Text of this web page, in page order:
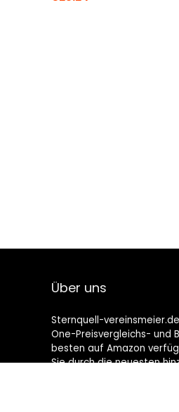
Über uns
Sternquell-
One-Preisvergleichs- und
besten auf Amazon
Sie durch die neuesten